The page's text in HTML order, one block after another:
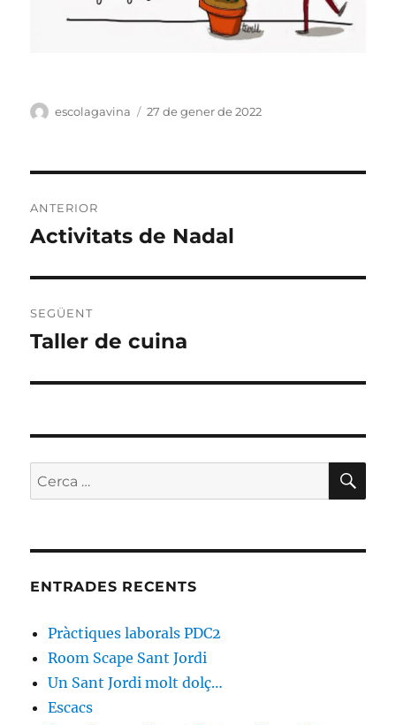
Autor
escolagavina
Publicat
27 de gener de 2022
d'entrades
ANTERIOR
Entrada
Activitats de Nadal
SEGÜENT
Entrada
Taller de cuina
Cerca:
ENTRADES RECENTS
Pràctiques laborals PDC2
Room Scape Sant Jordi
Un Sant Jordi molt dolç…
Escacs